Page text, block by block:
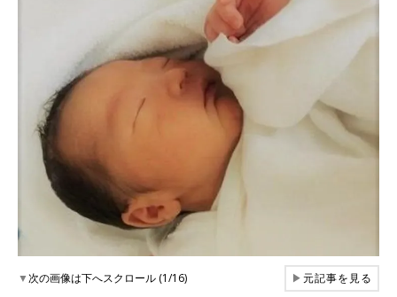
▼次の画像は下へスクロール (1/16) ▶元記事を見る